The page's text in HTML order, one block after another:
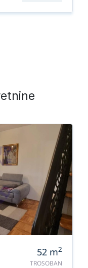
52 m2
TROSOBAN